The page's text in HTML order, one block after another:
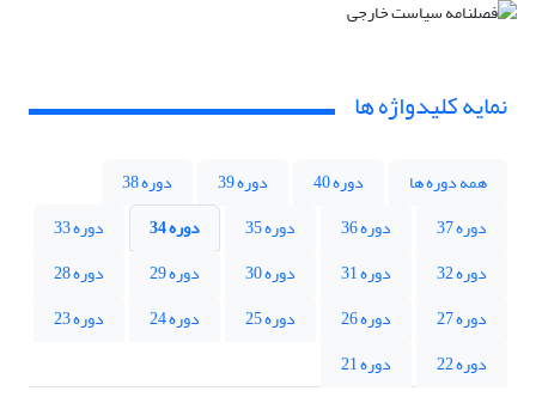
نمایه کلیدواژه ها
همه دوره ها دوره 40 دوره 39
دوره 38
دوره 37
دوره 36 دوره 35 دوره 34
دوره 33
دوره 32
دوره 31 دوره 30 دوره 29
دوره 28
دوره 27
دوره 26 دوره 25 دوره 24
دوره 23
دوره 22
دوره 21